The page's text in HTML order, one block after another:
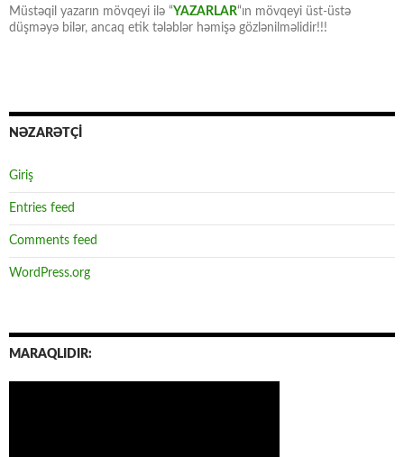
Müstəqil yazarın mövqeyi ilə “YAZARLAR“ın mövqeyi üst-üstə
düşməyə bilər, ancaq etik tələblər həmişə gözlənilməlidir!!!
NƏZARƏTÇİ
Giriş
Entries feed
Comments feed
WordPress.org
MARAQLIDIR: